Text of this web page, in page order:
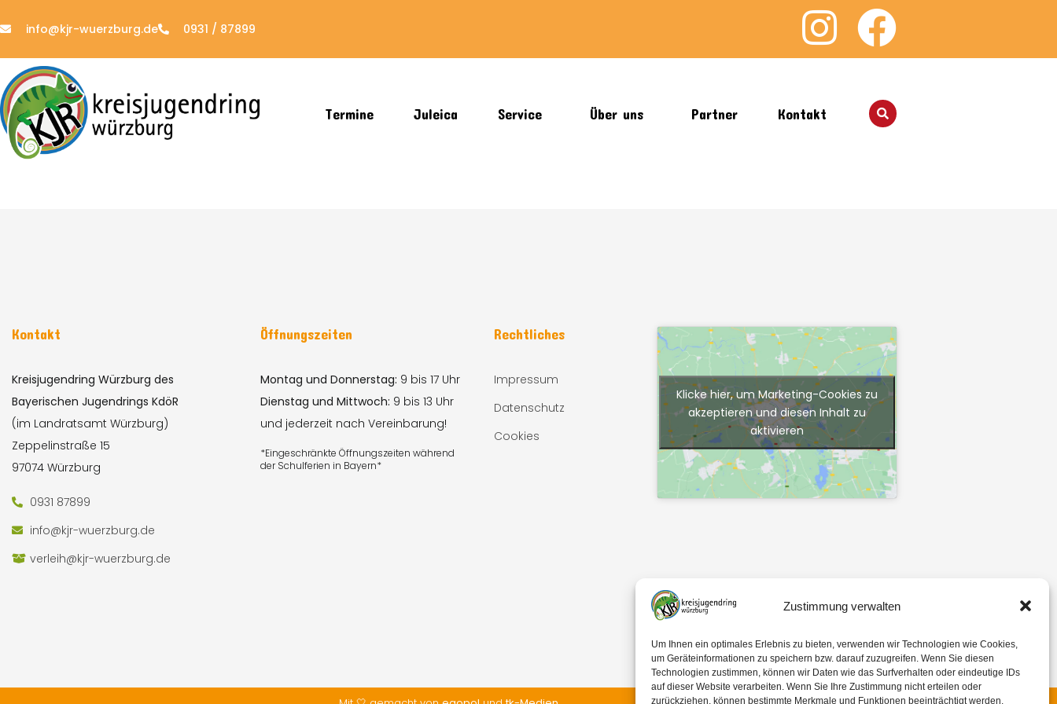
Zustimmung verwalten
Um Ihnen ein optimales Erlebnis zu bieten, verwenden wir Technologien wie Cookies,
um Geräteinformationen zu speichern bzw. darauf zuzugreifen. Wenn Sie diesen
Technologien zustimmen, können wir Daten wie das Surfverhalten oder eindeutige IDs
auf dieser Website verarbeiten. Wenn Sie Ihre Zustimmung nicht erteilen oder
zurückziehen, können bestimmte Merkmale und Funktionen beeinträchtigt werden.
info@kjr-wuerzburg.de 0931 / 87899
Termine Juleica Service Über uns Partner Kontakt
Kontakt
Kreisjugendring Würzburg des
Bayerischen Jugendrings KdöR
(im Landratsamt Würzburg)
Zeppelinstraße 15
97074 Würzburg
0931 87899
info@kjr-wuerzburg.de
verleih@kjr-wuerzburg.de
Öffnungszeiten
Montag und Donnerstag: 9 bis 17 Uhr
Dienstag und Mittwoch: 9 bis 13 Uhr
und jederzeit nach Vereinbarung!
*Eingeschränkte Öffnungszeiten während
der Schulferien in Bayern*
Rechtliches
Impressum
Datenschutz
Cookies
Klicke hier, um Marketing-Cookies zu
akzeptieren und diesen Inhalt zu
aktivieren